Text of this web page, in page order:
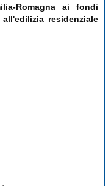
Romagna ai fondi
residenziale